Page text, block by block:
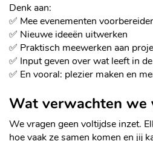
Denk aan:
✅ Mee evenementen
✅ Nieuwe ideeën uitwerken
✅ Praktisch meewerken aan
✅ Input geven over wat leeft in
✅ En vooral: plezier maken en
Wat verwachten we
We vragen geen voltijdse inzet.
hoe vaak ze samen komen en jij